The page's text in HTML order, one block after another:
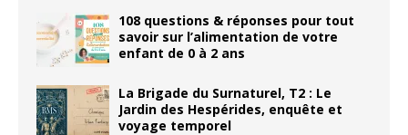
108 questions & réponses pour tout
savoir sur l’alimentation de votre
enfant de 0 à 2 ans
La Brigade du Surnaturel, T2 : Le
Jardin des Hespérides, enquête et
voyage temporel